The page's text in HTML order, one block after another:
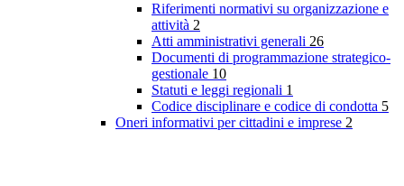
Riferimenti normativi su organizzazione e
attività 2
Atti amministrativi generali 26
Documenti di programmazione strategico-
gestionale 10
Statuti e leggi regionali 1
Codice disciplinare e codice di condotta 5
Oneri informativi per cittadini e imprese 2